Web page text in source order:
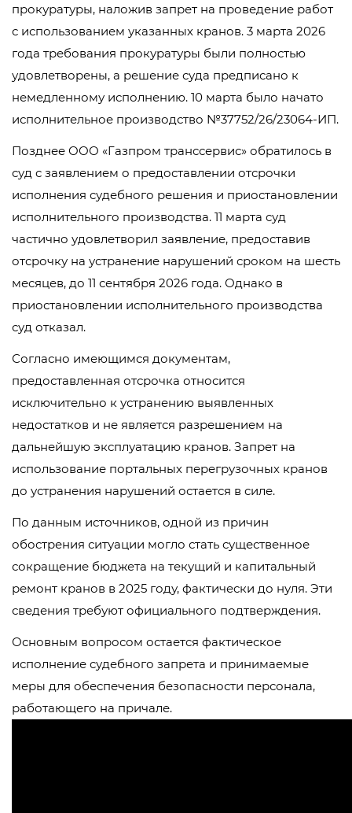
прокуратуры, наложив запрет на проведение работ
с использованием указанных кранов. 3 марта 2026
года требования прокуратуры были полностью
удовлетворены, а решение суда предписано к
немедленному исполнению. 10 марта было начато
исполнительное производство №37752/26/23064-ИП.
Позднее ООО «Газпром транссервис» обратилось в
суд с заявлением о предоставлении отсрочки
исполнения судебного решения и приостановлении
исполнительного производства. 11 марта суд
частично удовлетворил заявление, предоставив
отсрочку на устранение нарушений сроком на шесть
месяцев, до 11 сентября 2026 года. Однако в
приостановлении исполнительного производства
суд отказал.
Согласно имеющимся документам,
предоставленная отсрочка относится
исключительно к устранению выявленных
недостатков и не является разрешением на
дальнейшую эксплуатацию кранов. Запрет на
использование портальных перегрузочных кранов
до устранения нарушений остается в силе.
По данным источников, одной из причин
обострения ситуации могло стать существенное
сокращение бюджета на текущий и капитальный
ремонт кранов в 2025 году, фактически до нуля. Эти
сведения требуют официального подтверждения.
Основным вопросом остается фактическое
исполнение судебного запрета и принимаемые
меры для обеспечения безопасности персонала,
работающего на причале.